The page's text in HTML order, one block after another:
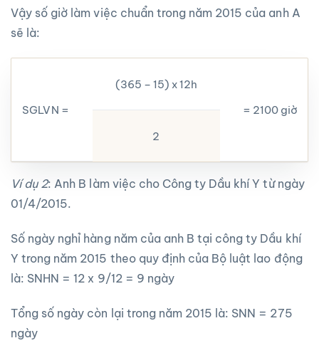
Vậy số giờ làm việc chuẩn trong năm 2015 của anh A
sẽ là:
SGLVN =
(365 – 15) x 12h
= 2100 giờ
2
Ví dụ 2: Anh B làm việc cho Công ty Dầu khí Y từ ngày
01/4/2015.
Số ngày nghỉ hàng năm của anh B tại công ty Dầu khí
Y trong năm 2015 theo quy định của Bộ luật lao động
là: SNHN = 12 x 9/12 = 9 ngày
Tổng số ngày còn lại trong năm 2015 là: SNN = 275
ngày